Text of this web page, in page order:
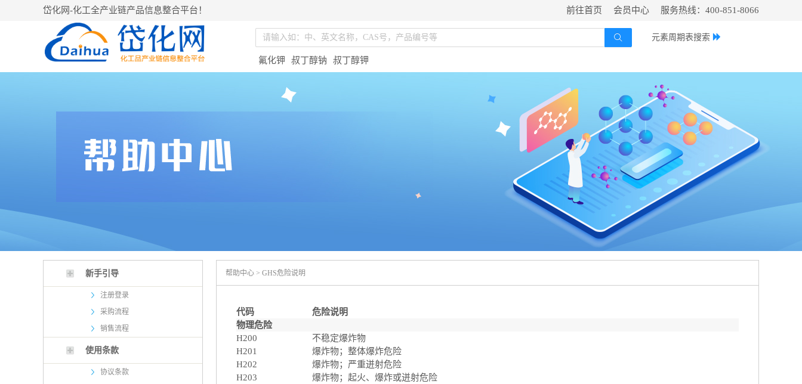
岱化网-化工全产业链产品信息整合平台！ 前往首页 会员中心 服务热线：400-851-8066
元素周期表搜索
氟化钾 叔丁醇钠 叔丁醇钾
新手引导
注册登录
采购流程
销售流程
使用条款
协议条款
帮助中心 > GHS危险说明
代码
危险说明
物理危险
H200
不稳定爆炸物
H201
爆炸物；整体爆炸危险
H202
爆炸物；严重迸射危险
H203
爆炸物；起火、爆炸或迸射危险